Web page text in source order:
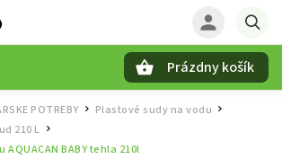
Prázdny košík
POTREBY Plastové sudy na vodu /
210 L
BABY tehla 210l